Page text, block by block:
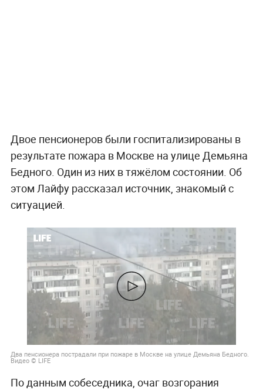
Двое пенсионеров были госпитализированы в
результате пожара в Москве на улице Демьяна
Бедного. Один из них в тяжёлом состоянии. Об
этом Лайфу рассказал источник, знакомый с
ситуацией.
Два пенсионера пострадали при пожаре в Москве на улице Демьяна Бедного.
Видео © LIFE
По данным собеседника, очаг возгорания